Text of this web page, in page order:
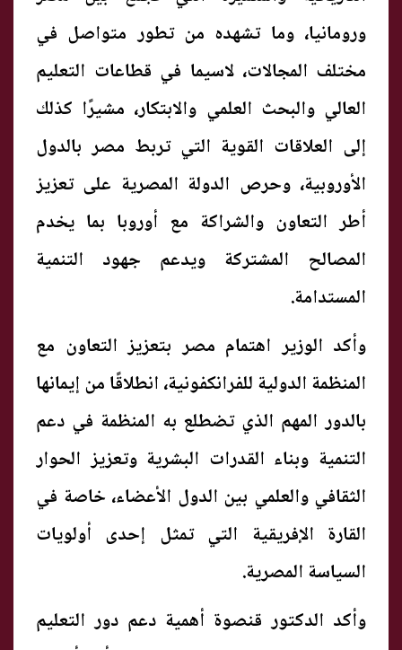
ورومانيا، وما تشهده من تطور متواصل في
مختلف المجالات، لاسيما في قطاعات التعليم
العالي والبحث العلمي والابتكار، مشيرًا كذلك
إلى العلاقات القوية التي تربط مصر بالدول
الأوروبية، وحرص الدولة المصرية على تعزيز
أطر التعاون والشراكة مع أوروبا بما يخدم
المصالح المشتركة ويدعم جهود التنمية
المستدامة.
وأكد الوزير اهتمام مصر بتعزيز التعاون مع
المنظمة الدولية للفرانكفونية، انطلاقًا من إيمانها
بالدور المهم الذي تضطلع به المنظمة في دعم
التنمية وبناء القدرات البشرية وتعزيز الحوار
الثقافي والعلمي بين الدول الأعضاء، خاصة في
القارة الإفريقية التي تمثل إحدى أولويات
السياسة المصرية.
وأكد الدكتور قنصوة أهمية دعم دور التعليم